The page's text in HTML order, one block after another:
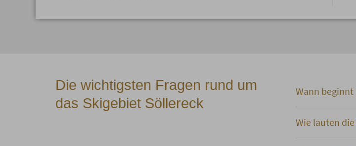
Die wichtigsten Fragen rund um
das Skigebiet Söllereck
Wann beginnt
Wie lauten